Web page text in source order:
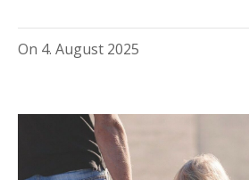
On 4. August 2025